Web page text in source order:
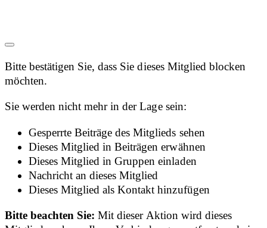
Bitte bestätigen Sie, dass Sie dieses Mitglied blocken
möchten.
Sie werden nicht mehr in der Lage sein:
Gesperrte Beiträge des Mitglieds sehen
Dieses Mitglied in Beiträgen erwähnen
Dieses Mitglied in Gruppen einladen
Nachricht an dieses Mitglied
Dieses Mitglied als Kontakt hinzufügen
Bitte beachten Sie:Mit dieser Aktion wird dieses